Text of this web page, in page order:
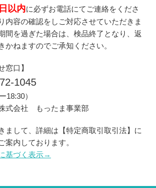
以内に必ずお電話にてご連絡をくださ
内容の確認をしご対応させていただきま
間を過ぎた場合は、検品終了となり、返
かねますのでご承知ください。
窓口】
1045
18:30）
式会社 もったま事業部
まして、詳細は【特定商取引取引法】に
案内しております。
基づく表示→